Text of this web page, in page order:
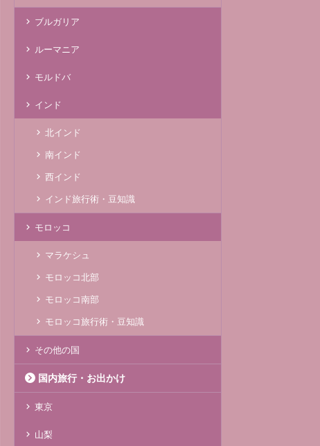
ブルガリア
ルーマニア
モルドバ
インド
北インド
南インド
西インド
インド旅行術・豆知識
モロッコ
マラケシュ
モロッコ北部
モロッコ南部
モロッコ旅行術・豆知識
その他の国
国内旅行・お出かけ
東京
山梨